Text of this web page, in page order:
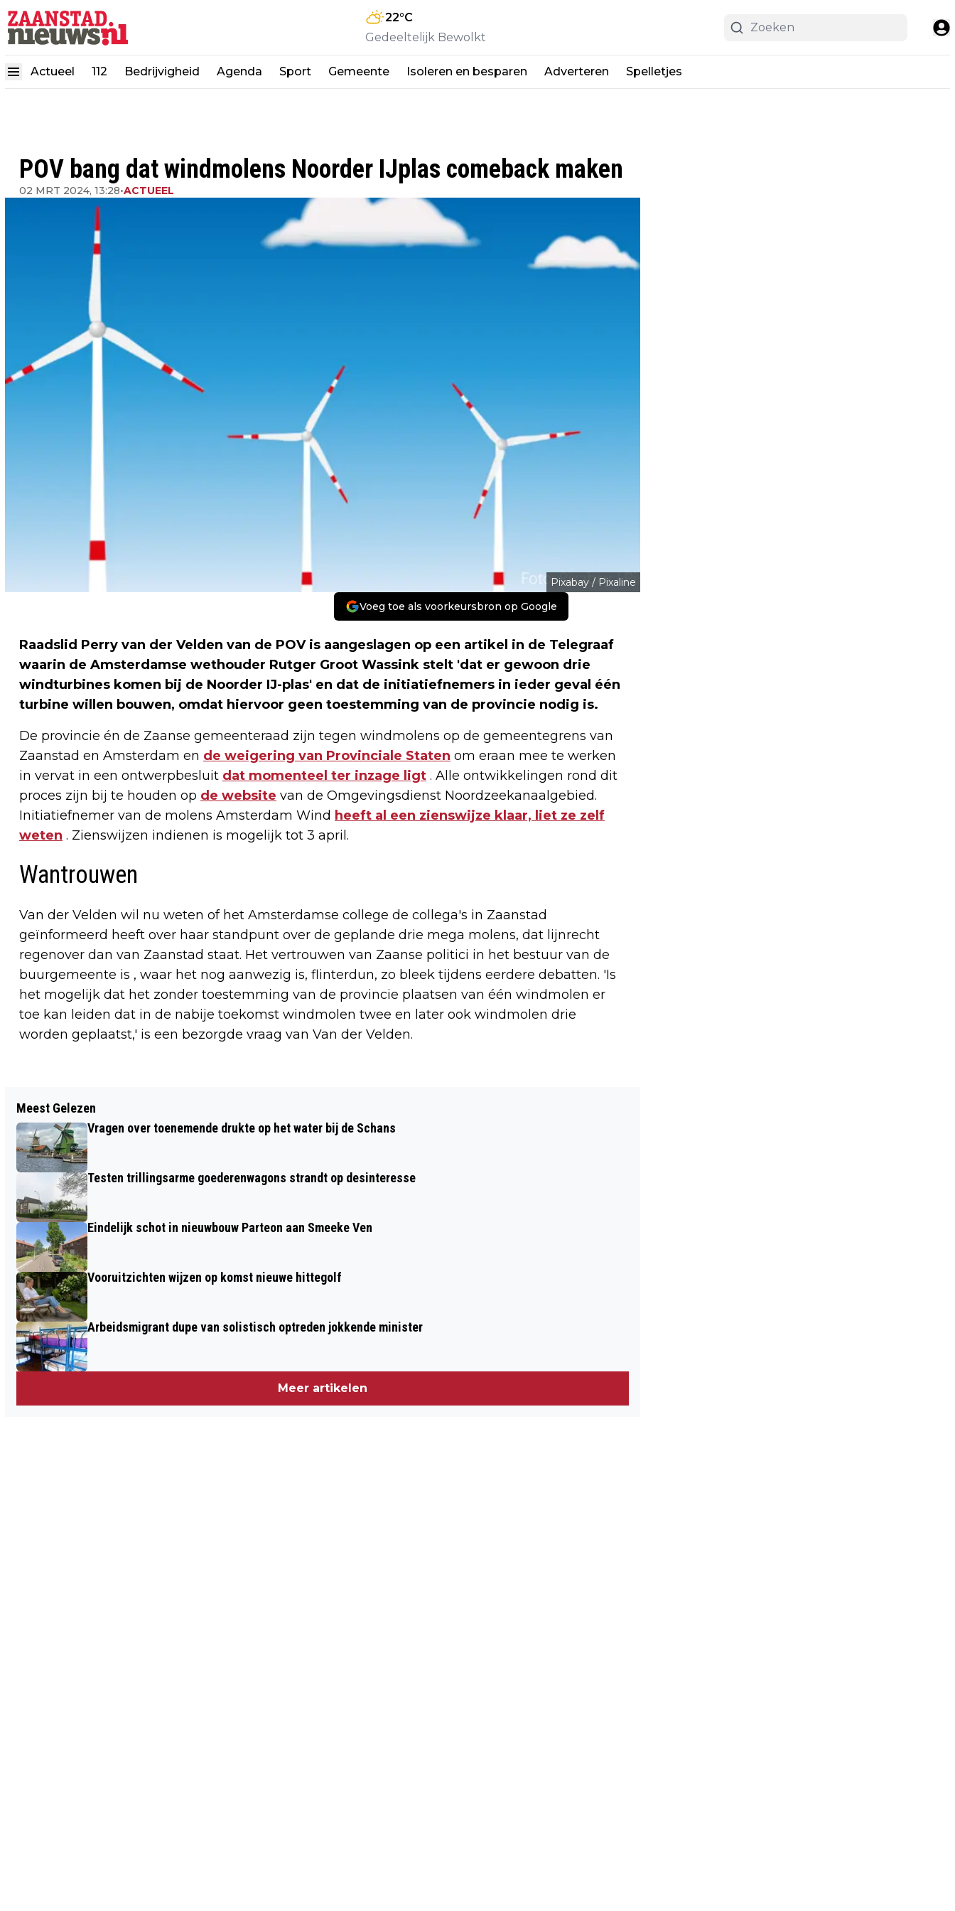
22°C
Gedeeltelijk Bewolkt
Actueel 112 Bedrijvigheid Agenda Sport Gemeente Isoleren en besparen Adverteren Spelletjes
POV bang dat windmolens Noorder IJplas comeback maken
02 MRT 2024, 13:28•ACTUEEL
Pixabay / Pixaline
Voeg toe als voorkeursbron op Google
Raadslid Perry van der Velden van de POV is aangeslagen op een artikel in de Telegraaf
waarin de Amsterdamse wethouder Rutger Groot Wassink stelt 'dat er gewoon drie
windturbines komen bij de Noorder IJ-plas' en dat de initiatiefnemers in ieder geval één
turbine willen bouwen, omdat hiervoor geen toestemming van de provincie nodig is.
De provincie én de Zaanse gemeenteraad zijn tegen windmolens op de gemeentegrens van
Zaanstad en Amsterdam en de weigering van Provinciale Staten om eraan mee te werken
in vervat in een ontwerpbesluit dat momenteel ter inzage ligt . Alle ontwikkelingen rond dit
proces zijn bij te houden op de website van de Omgevingsdienst Noordzeekanaalgebied.
Initiatiefnemer van de molens Amsterdam Wind heeft al een zienswijze klaar, liet ze zelf
weten . Zienswijzen indienen is mogelijk tot 3 april.
Wantrouwen
Van der Velden wil nu weten of het Amsterdamse college de collega's in Zaanstad
geïnformeerd heeft over haar standpunt over de geplande drie mega molens, dat lijnrecht
regenover dan van Zaanstad staat. Het vertrouwen van Zaanse politici in het bestuur van de
buurgemeente is , waar het nog aanwezig is, flinterdun, zo bleek tijdens eerdere debatten. 'Is
het mogelijk dat het zonder toestemming van de provincie plaatsen van één windmolen er
toe kan leiden dat in de nabije toekomst windmolen twee en later ook windmolen drie
worden geplaatst,' is een bezorgde vraag van Van der Velden.
AV LYCURGUS VIERT VIJFTIENDE
VERJAARDAG RUNNINGTHERAPIE
VOOR MEER PLANTAARDIG
Meest Gelezen
Vragen over toenemende drukte op het water bij de Schans
Testen trillingsarme goederenwagons strandt op desinteresse
Eindelijk schot in nieuwbouw Parteon aan Smeeke Ven
Vooruitzichten wijzen op komst nieuwe hittegolf
Arbeidsmigrant dupe van solistisch optreden jokkende minister
Meer artikelen